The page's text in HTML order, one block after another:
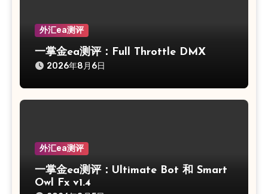
外汇ea测评
一掌金ea测评：Full Throttle DMX
2026年8月6日
外汇ea测评
一掌金ea测评：Ultimate Bot 和 Smart
Owl Fx v1.4